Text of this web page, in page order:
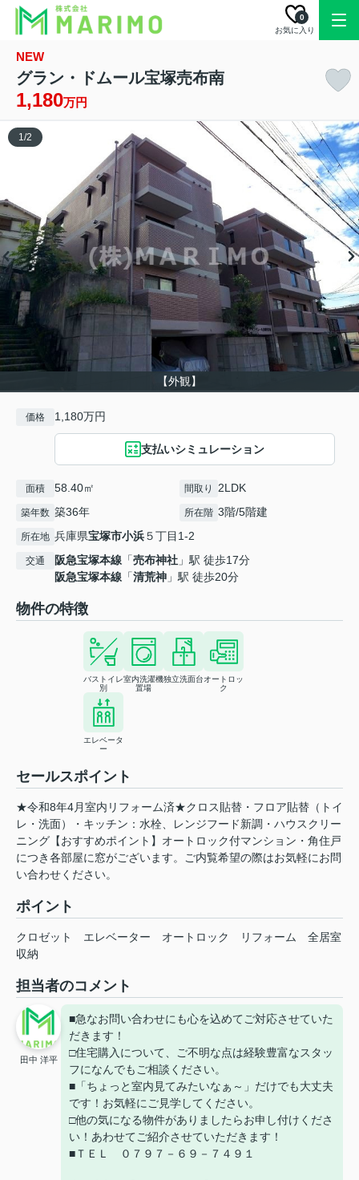
お気に入り
0
NEW
グラン・ドムール宝塚売布南
1,180万円
【外観】
1/2
価格 1,180万円
支払いシミュレーション
面積 58.40㎡ 間取り 2LDK
築年数 築36年 所在階 3階/5階建
所在地 兵庫県宝塚市小浜５丁目1-2
交通 阪急宝塚本線 「売布神社 」駅 徒歩17分
阪急宝塚本線 「清荒神 」駅 徒歩20分
物件の特徴
バストイレ
別
室内洗濯機
置場
独立洗面台オートロッ
ク
エレベータ
ー
セールスポイント
★令和8年4月室内リフォーム済★クロス貼替・フロア貼替（トイ
レ・洗面）・キッチン：水栓、レンジフード新調・ハウスクリー
ニング【おすすめポイント】オートロック付マンション・角住戸
につき各部屋に窓がございます。ご内覧希望の際はお気軽にお問
い合わせください。
ポイント
クロゼット エレベーター オートロック リフォーム
全居室
収納
担当者のコメント
田中 洋平
■急なお問い合わせにも心を込めてご対応させていた
だきます！
□住宅購入について、ご不明な点は経験豊富なスタッ
フになんでもご相談ください。
■「ちょっと室内見てみたいなぁ～」だけでも大丈夫
です！お気軽にご見学してください。
□他の気になる物件がありましたらお申し付けくださ
い！あわせてご紹介させていただきます！
■ＴＥＬ ０７９７－６９－７４９１